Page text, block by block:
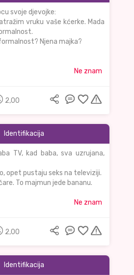
svoje djevojke:
vruku vaše kćerke. Mada
Njena majka?
Ne znam
2,00
Identifikacija
TV, kad baba, sva uzrujana,
opet pustaju seks na televiziji.
To majmun jede bananu.
Ne znam
2,00
Identifikacija